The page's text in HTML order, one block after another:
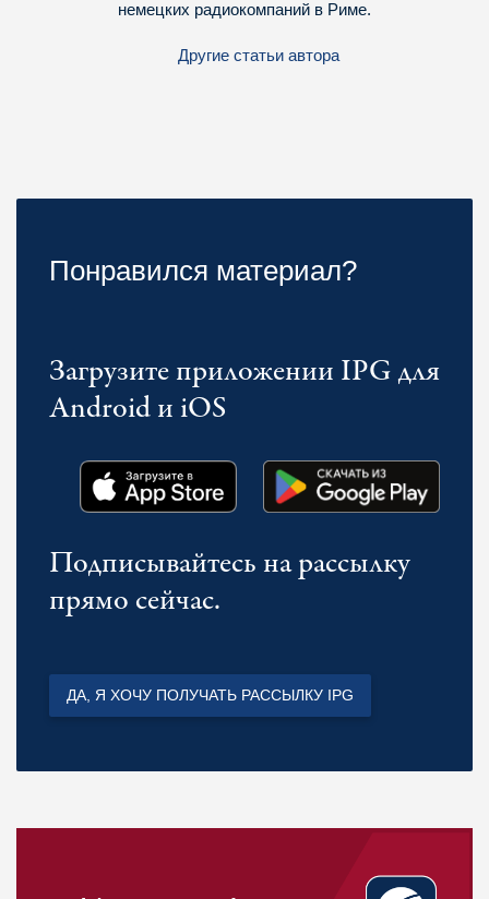
немецких радиокомпаний в Риме.
Другие статьи автора
Понравился материал?
Загрузите приложении IPG для
Android и iOS
Подписывайтесь на рассылку
прямо сейчас.
ДА, Я ХОЧУ ПОЛУЧАТЬ РАССЫЛКУ IPG